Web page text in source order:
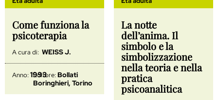
Come funziona la
psicoterapia
A cura di: WEISS J.
Anno:1993
Editore:Bollati
Boringhieri, Torino
La notte
dell’anima. Il
simbolo e la
simbolizzazione
nella teoria e nella
pratica
psicoanalitica